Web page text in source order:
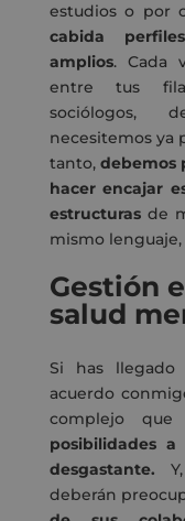
estudios o por
cabida
amplios. Cada
entre tus
sociólogos,
necesitemos ya
tanto, debemos
hacer encajar
estructurasde
mismo
Gestión
salud
Si has llegado
acuerdo
complejo
posibilidades
desgastante.
deberán